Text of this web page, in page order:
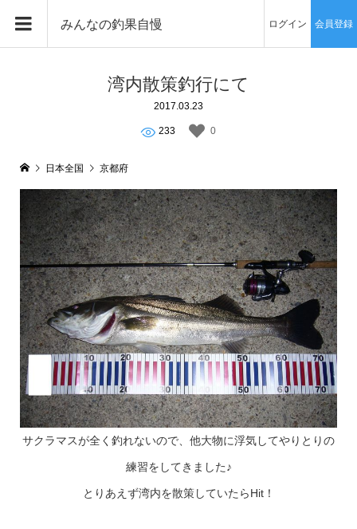
みんなの釣果自慢 ログイン 会員登録
湾内散策釣行にて
2017.03.23
233 0
日本全国 京都府
サクラマスが全く釣れないので、他大物に浮気してやりとりの
練習をしてきました♪
とりあえず湾内を散策していたらHit！